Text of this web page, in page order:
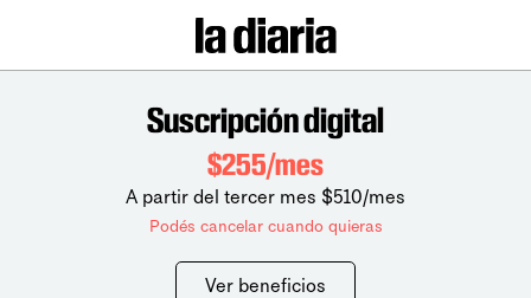
Suscripción digital
$255/mes
A partir del tercer mes $510/mes
Podés cancelar cuando quieras
Ver beneficios